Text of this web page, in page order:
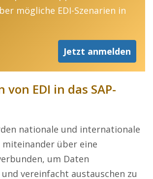
mögliche EDI-Szenarien in
Jetzt anmelden
EDI in das SAP-
nationale und internationale
über eine
um Daten
vereinfacht austauschen zu